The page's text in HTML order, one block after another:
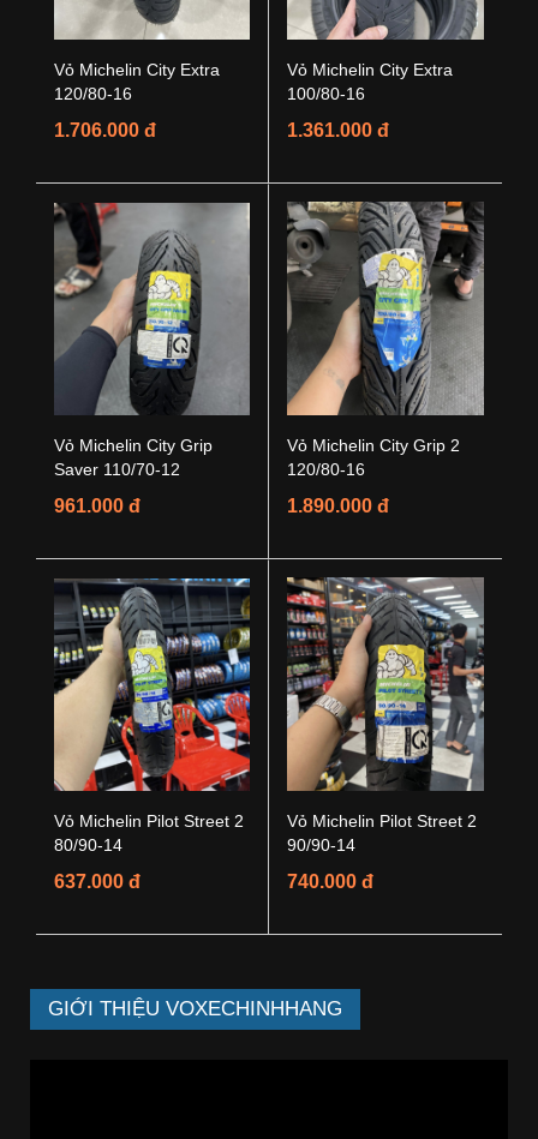
Vỏ Michelin City Extra
120/80-16
1.706.000 đ
Vỏ Michelin City Extra
100/80-16
1.361.000 đ
Vỏ Michelin City Grip
Saver 110/70-12
961.000 đ
Vỏ Michelin City Grip 2
120/80-16
1.890.000 đ
Vỏ Michelin Pilot Street 2
80/90-14
637.000 đ
Vỏ Michelin Pilot Street 2
90/90-14
740.000 đ
GIỚI THIỆU VOXECHINHHANG